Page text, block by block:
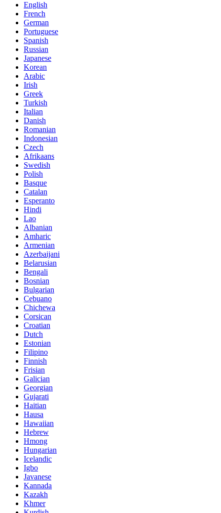
English
French
German
Portuguese
Spanish
Russian
Japanese
Korean
Arabic
Irish
Greek
Turkish
Italian
Danish
Romanian
Indonesian
Czech
Afrikaans
Swedish
Polish
Basque
Catalan
Esperanto
Hindi
Lao
Albanian
Amharic
Armenian
Azerbaijani
Belarusian
Bengali
Bosnian
Bulgarian
Cebuano
Chichewa
Corsican
Croatian
Dutch
Estonian
Filipino
Finnish
Frisian
Galician
Georgian
Gujarati
Haitian
Hausa
Hawaiian
Hebrew
Hmong
Hungarian
Icelandic
Igbo
Javanese
Kannada
Kazakh
Khmer